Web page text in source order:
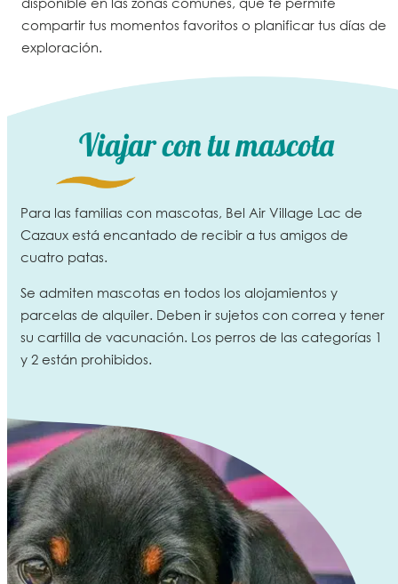
compartir tus momentos favoritos o planificar tus días de
exploración.
Viajar con tu mascota
Para las familias con mascotas, Bel Air Village Lac de
Cazaux está encantado de recibir a tus amigos de
cuatro patas.
Se admiten mascotas en todos los alojamientos y
parcelas de alquiler. Deben ir sujetos con correa y tener
su cartilla de vacunación. Los perros de las categorías 1
y 2 están prohibidos.